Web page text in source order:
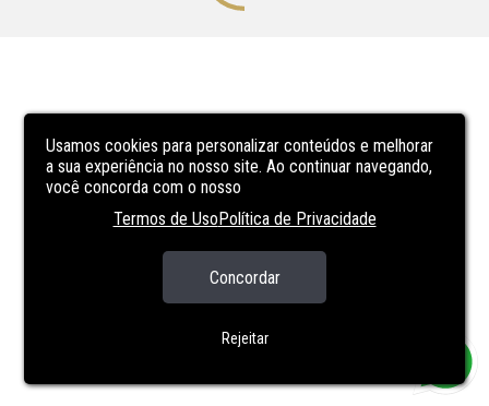
Usamos cookies para personalizar conteúdos e melhorar
a sua experiência no nosso site. Ao continuar navegando,
você concorda com o nosso
Termos de UsoPolítica de Privacidade
Concordar
Rejeitar